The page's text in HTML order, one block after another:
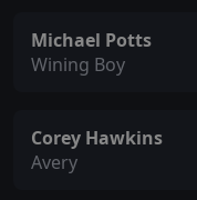
Michael Potts
Wining Boy
Corey Hawkins
Avery